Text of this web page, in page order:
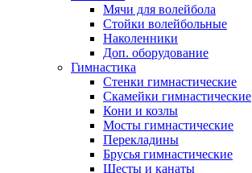
Мячи для волейбола
Стойки волейбольные
Наколенники
Доп. оборудование
Гимнастика
Стенки гимнастические
Скамейки гимнастические
Кони и козлы
Мосты гимнастические
Перекладины
Брусья гимнастические
Шесты и канаты